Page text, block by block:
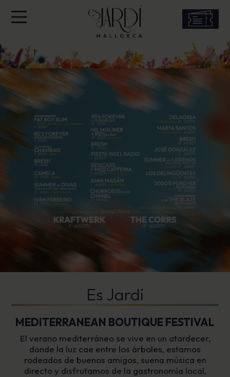
Es Jardí
MEDITERRANEAN BOUTIQUE FESTIVAL
El verano mediterráneo se vive en un atardecer,
donde la luz cae entre los árboles, estamos
rodeados de buenos amigos, suena música en
directo y disfrutamos de la gastronomía local,